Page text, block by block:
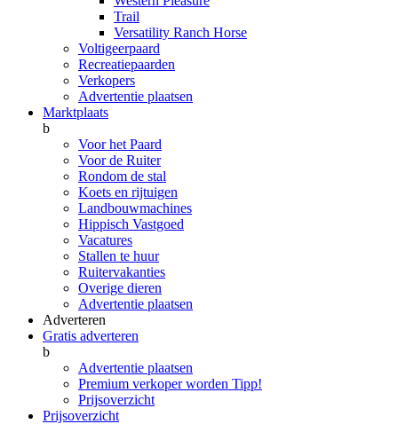
Trail
Versatility Ranch Horse
Voltigeerpaard
Recreatiepaarden
Verkopers
Advertentie plaatsen
Marktplaats
b
Voor het Paard
Voor de Ruiter
Rondom de stal
Koets en rijtuigen
Landbouwmachines
Hippisch Vastgoed
Vacatures
Stallen te huur
Ruitervakanties
Overige dieren
Advertentie plaatsen
Adverteren
Gratis adverteren
b
Advertentie plaatsen
Premium verkoper worden Tipp!
Prijsoverzicht
Prijsoverzicht